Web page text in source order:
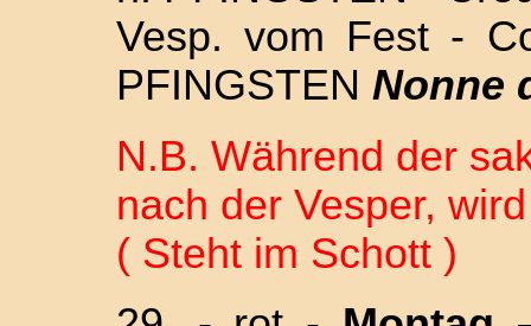
Vesp. vom Fest -
PFINGSTEN Nonne
N.B. Während der
nach der Vesper,
( Steht im Schott )